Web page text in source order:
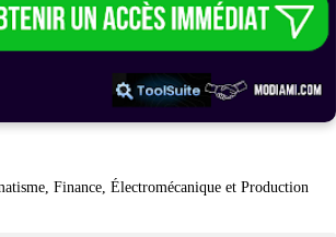
Finance, Électromécanique et Production